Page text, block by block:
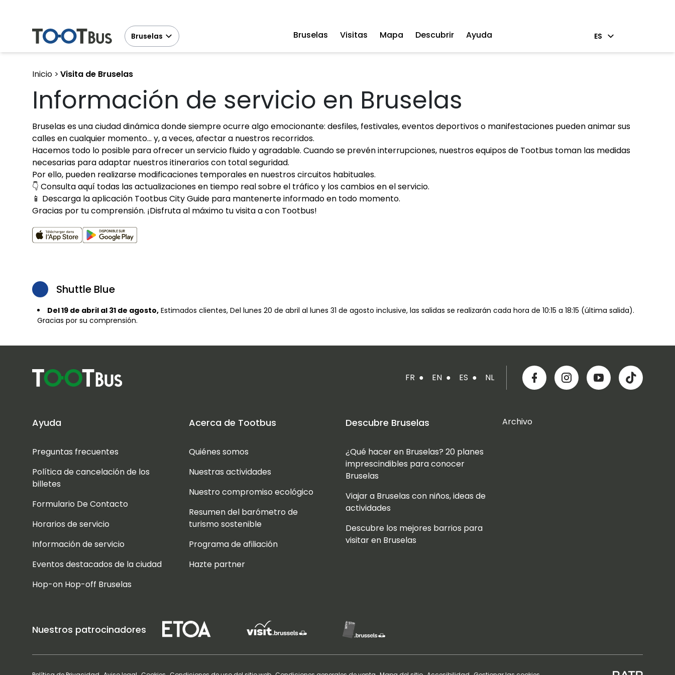
Bruselas Bruselas Visitas Mapa Descubrir Ayuda ES
Inicio Visita de Bruselas
Información de servicio en Bruselas
Bruselas es una ciudad dinámica donde siempre ocurre algo emocionante: desfiles, festivales, eventos deportivos o manifestaciones pueden animar sus
calles en cualquier momento… y, a veces, afectar a nuestros recorridos.
Hacemos todo lo posible para ofrecer un servicio fluido y agradable. Cuando se prevén interrupciones, nuestros equipos de Tootbus toman las medidas
necesarias para adaptar nuestros itinerarios con total seguridad.
Por ello, pueden realizarse modificaciones temporales en nuestros circuitos habituales.
👇 Consulta aquí todas las actualizaciones en tiempo real sobre el tráfico y los cambios en el servicio.
📱 Descarga la aplicación Tootbus City Guide para mantenerte informado en todo momento.
Gracias por tu comprensión. ¡Disfruta al máximo tu visita a con Tootbus!
Shuttle Blue
Del 19 de abril al 31 de agosto, Estimados clientes, Del lunes 20 de abril al lunes 31 de agosto inclusive, las salidas se realizarán cada hora de 10:15 a 18:15 (última salida).
Gracias por su comprensión.
FR ● EN ● ES ● NL
Ayuda
Preguntas frecuentes
Política de cancelación de los
billetes
Formulario De Contacto
Horarios de servicio
Información de servicio
Eventos destacados de la ciudad
Hop-on Hop-off Bruselas
Acerca de Tootbus
Quiénes somos
Nuestras actividades
Nuestro compromiso ecológico
Resumen del barómetro de
turismo sostenible
Programa de afiliación
Hazte partner
Descubre Bruselas
¿Qué hacer en Bruselas? 20 planes
imprescindibles para conocer
Bruselas
Viajar a Bruselas con niños, ideas de
actividades
Descubre los mejores barrios para
visitar en Bruselas
Archivo
Nuestros patrocinadores